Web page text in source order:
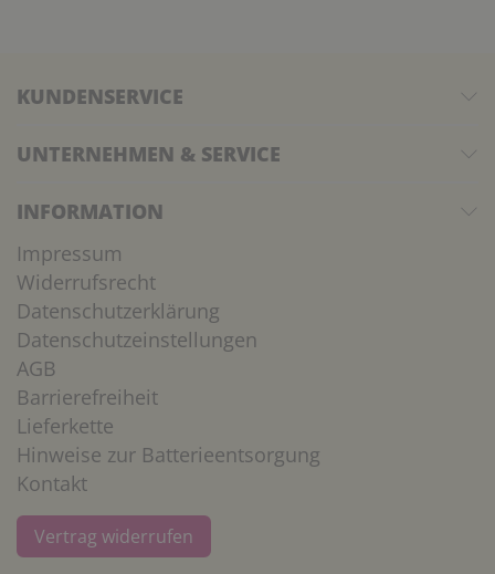
KUNDENSERVICE
UNTERNEHMEN & SERVICE
INFORMATION
Impressum
Widerrufsrecht
Datenschutzerklärung
Datenschutzeinstellungen
AGB
Barrierefreiheit
Lieferkette
Hinweise zur Batterieentsorgung
Kontakt
Vertrag widerrufen